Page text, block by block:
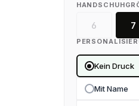
AUSWÄHLEN
6(Diese 7
Kein Druck
Mit Name